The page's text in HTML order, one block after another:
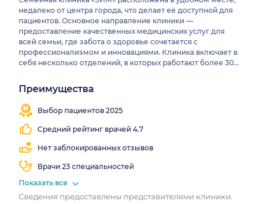
недалеко от центра города, что делает её доступной для
пациентов. Основное направление клиники —
предоставление качественных медицинских услуг для
всей семьи, где забота о здоровье сочетается с
профессионализмом и инновациями. Клиника включает в
себя несколько отделений, в которых работают более 30
стремится создать доверительные отношения с
пациентами, разрабатывая индивидуальные планы
лечения, учитывающие особенности каждого организма. В
«ЗИМ» доступны разнообразные диагностические услуги,
включая УЗИ, лабораторные исследования и
функциональную диагностику. Современное
оборудование позволяет выявлять заболевания на ранних
Клиника предлагает широкий спектр медицинских услуг,
направления. Специалисты «ЗИМ» координируют лечение
с другими врачами, обеспечивая комплексный подход к
Преимущества
Выбор пациентов 2025
Средний рейтинг врачей 4.7
Нет заблокированных отзывов
Врачи 23 специальностей
Записался
человек
запись
Близко
метро
Работаем
выходные
Показать все
Сведения предоставлены представителями клиники.